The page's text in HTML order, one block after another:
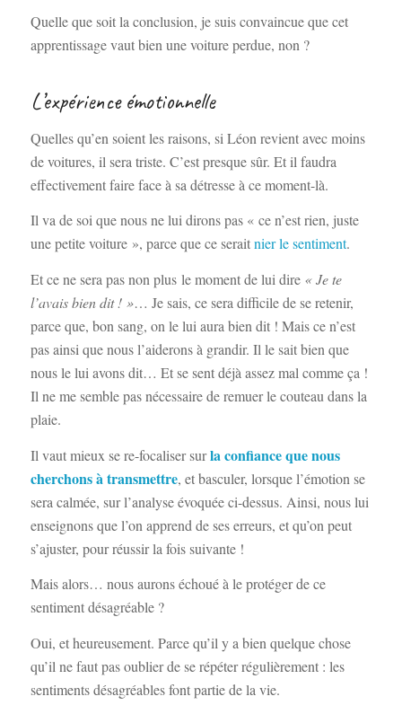
Quelle que soit la conclusion, je suis convaincue que cet
apprentissage vaut bien une voiture perdue, non ?
L’expérience émotionnelle
Quelles qu’en soient les raisons, si Léon revient avec moins
de voitures, il sera triste. C’est presque sûr. Et il faudra
effectivement faire face à sa détresse à ce moment-là.
Il va de soi que nous ne lui dirons pas « ce n’est rien, juste
une petite voiture », parce que ce seraitnier le sentiment.
Et ce ne sera pas non plus le moment de lui dire « Je te
l’avais bien dit ! »… Je sais, ce sera difficile de se retenir,
parce que, bon sang, on le lui aura bien dit ! Mais ce n’est
pas ainsi que nous l’aiderons à grandir. Il le sait bien que
nous le lui avons dit… Et se sent déjà assez mal comme ça !
Il ne me semble pas nécessaire de remuer le couteau dans la
plaie.
Il vaut mieux se re-focaliser surla confiance que nous
cherchons à transmettre, et basculer, lorsque l’émotion se
sera calmée, sur l’analyse évoquée ci-dessus. Ainsi, nous lui
enseignons que l’on apprend de ses erreurs, et qu’on peut
s’ajuster, pour réussir la fois suivante !
Mais alors… nous aurons échoué à le protéger de ce
sentiment désagréable ?
Oui, et heureusement. Parce qu’il y a bien quelque chose
qu’il ne faut pas oublier de se répéter régulièrement : les
sentiments désagréables font partie de la vie.